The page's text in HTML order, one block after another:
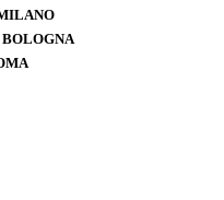
BOLOGNA